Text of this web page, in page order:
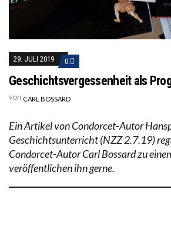
29. JULI 2019 0
Geschichtsvergessenheit als
von CARL BOSSARD
Ein Artikel von Condorcet-Autor
Geschichtsunterricht (NZZ 2.7.19)
Condorcet-Autor Carl Bossard zu
veröffentlichen ihn gerne.